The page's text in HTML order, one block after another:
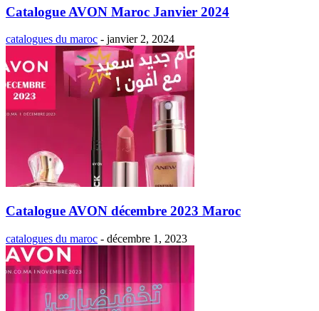
Catalogue AVON Maroc Janvier 2024
catalogues du maroc - janvier 2, 2024
Catalogue AVON décembre 2023 Maroc
catalogues du maroc - décembre 1, 2023